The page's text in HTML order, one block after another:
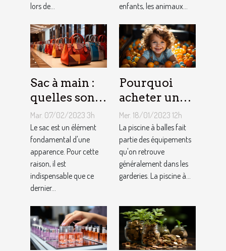
lors de...
enfants, les animaux...
Sac à main :
quelles sont
les astuces
pour faire un
choix
approprié ?
Mar. 07/02/2023 3h
Le sac est un élément
fondamental d'une
apparence. Pour cette
raison, il est
indispensable que ce
dernier...
Pourquoi
acheter une
piscine à
balles à son
bébé ?
Mer. 18/01/2023 12h
La piscine à balles fait
partie des équipements
qu'on retrouve
généralement dans les
garderies. La piscine à...